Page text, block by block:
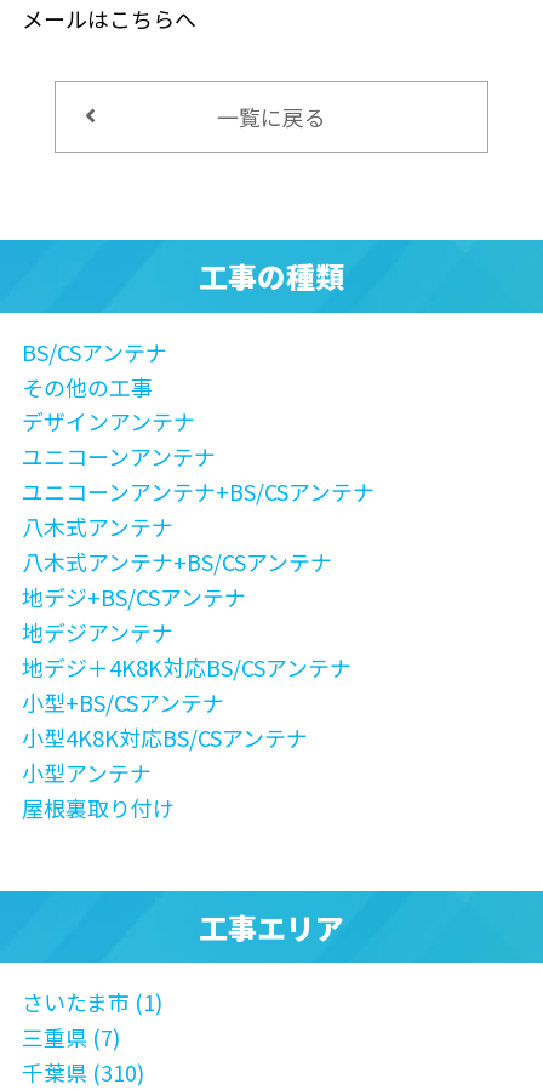
メールはこちらへ
一覧に戻る
工事の種類
BS/CSアンテナ
その他の工事
デザインアンテナ
ユニコーンアンテナ
ユニコーンアンテナ+BS/CSアンテナ
八木式アンテナ
八木式アンテナ+BS/CSアンテナ
地デジ+BS/CSアンテナ
地デジアンテナ
地デジ＋4K8K対応BS/CSアンテナ
小型+BS/CSアンテナ
小型4K8K対応BS/CSアンテナ
小型アンテナ
屋根裏取り付け
工事エリア
さいたま市 (1)
三重県 (7)
千葉県 (310)